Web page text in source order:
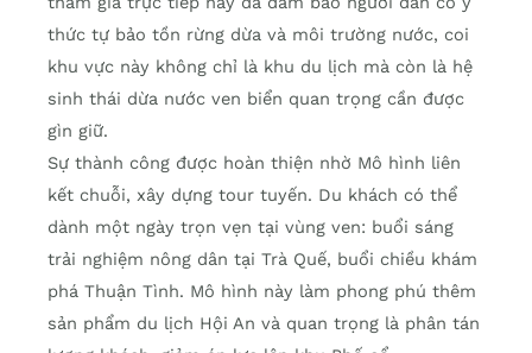
thức tự bảo tồn rừng dừa và môi trường nước, coi
khu vực này không chỉ là khu du lịch mà còn là hệ
sinh thái dừa nước ven biển quan trọng cần được
gìn giữ.
Sự thành công được hoàn thiện nhờ Mô hình liên
kết chuỗi, xây dựng tour tuyến. Du khách có thể
dành một ngày trọn vẹn tại vùng ven: buổi sáng
trải nghiệm nông dân tại Trà Quế, buổi chiều khám
phá Thuận Tình. Mô hình này làm phong phú thêm
sản phẩm du lịch Hội An và quan trọng là phân tán